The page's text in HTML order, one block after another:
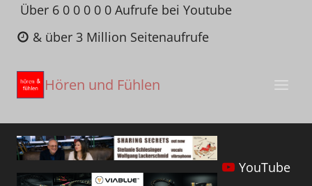
Zum
Inhalt
springen
Über 6 0 0 0 0 0 Aufrufe bei Youtube
& über 3 Million Seitenaufrufe
Hören und Fühlen
YouTube